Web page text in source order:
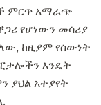
ምርጥ አማራጭ
የሆነውን መሳሪያ
ከዚያም የሰውነት
እንዴት
ያህል አተያየት